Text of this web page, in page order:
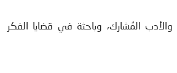
والأدب المُشارك، وباحثة في قضايا الفكر